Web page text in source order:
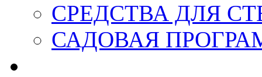
СРЕДСТВА ДЛЯ
САДОВАЯ